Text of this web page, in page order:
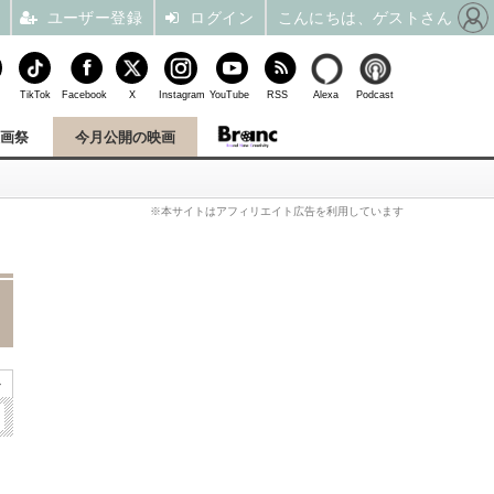
祭 今月公開の映画
※本サイトはアフィリエイト広告を利用しています
TikTok Facebook X Instagram YouTube RSS Alexa Podcast
ユーザー登録 ログイン こんにちは、ゲストさん